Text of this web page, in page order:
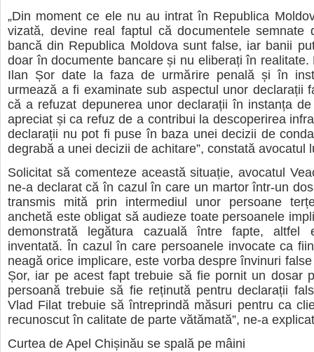
„Din moment ce ele nu au intrat în Republica
vizată, devine real faptul că documentele semnate
bancă din Republica Moldova sunt false, iar banii
doar în documente bancare și nu eliberați în realitate.
Ilan Șor date la faza de urmărire penală și în
urmează a fi examinate sub aspectul unor declarații
că a refuzat depunerea unor declarații în instanța
apreciat și ca refuz de a contribui la descoperirea
declarații nu pot fi puse în baza unei decizii de
degrabă a unei decizii de achitare”, constată avocatul
Solicitat să comenteze această situație, avocatul
ne-a declarat că în cazul în care un martor într-un
transmis mită prin intermediul unor persoane
anchetă este obligat să audieze toate persoanele
demonstrată legătura cazuală între fapte, altfel
inventată. În cazul în care persoanele invocate ca
neagă orice implicare, este vorba despre învinuri
Șor, iar pe acest fapt trebuie să fie pornit un dosar
persoană trebuie să fie reținută pentru declarații
Vlad Filat trebuie să întreprindă măsuri pentru ca
recunoscut în calitate de parte vătămată”, ne-a
Curtea de Apel Chișinău se spală pe mâini